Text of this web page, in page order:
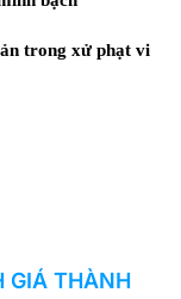
trong xử phạt vi
GIÁ THÀNH